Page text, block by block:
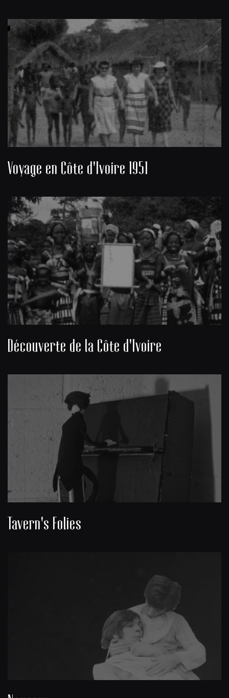
Voyage en Côte d'Ivoire 1951
Découverte de la Côte d'Ivoire
Tavern's Folies